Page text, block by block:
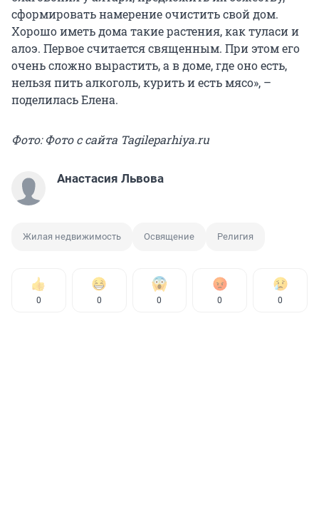
сформировать намерение очистить свой дом.
Хорошо иметь дома такие растения, как туласи и
алоэ. Первое считается священным. При этом его
очень сложно вырастить, а в доме, где оно есть,
нельзя пить алкоголь, курить и есть мясо», –
поделилась Елена.
Фото: Фото с сайта Tagileparhiya.ru
Анастасия Львова
Жилая недвижимость Освящение Религия
0 0 0 0 0